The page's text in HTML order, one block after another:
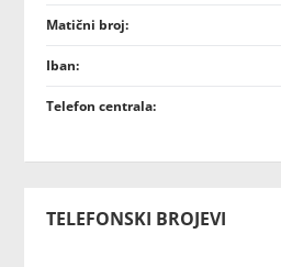
Matični broj:
Iban:
Telefon centrala:
TELEFONSKI BROJEVI